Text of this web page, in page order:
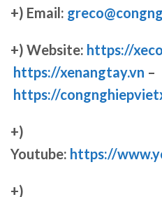
+) Email:
+) Website: https://
https://xenangtay.vn –
https://
+)
Youtube: https://
+)